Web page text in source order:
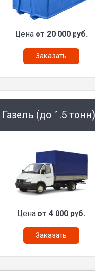
Цена от 20 000 руб.
Заказать
Газель (до 1.5 тонн)
Цена от 4 000 руб.
Заказать